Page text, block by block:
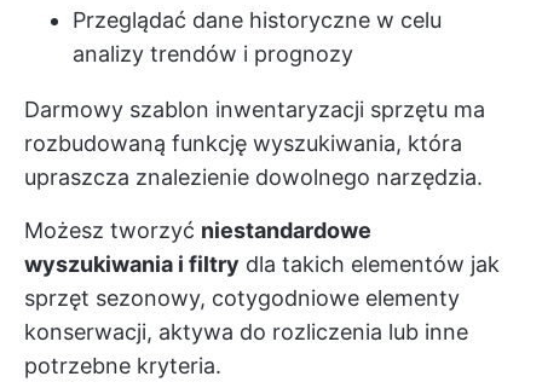
Przeglądać dane historyczne w celu
analizy trendów i prognozy
Darmowy szablon inwentaryzacji sprzętu ma
rozbudowaną funkcję wyszukiwania, która
upraszcza znalezienie dowolnego narzędzia.
Możesz tworzyć niestandardowe
wyszukiwania i filtry dla takich elementów jak
sprzęt sezonowy, cotygodniowe elementy
konserwacji, aktywa do rozliczenia lub inne
potrzebne kryteria.